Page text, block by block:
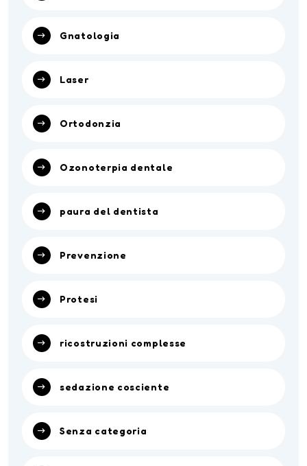
Gnatologia
Laser
Ortodonzia
Ozonoterpia dentale
paura del dentista
Prevenzione
Protesi
ricostruzioni complesse
sedazione cosciente
Senza categoria